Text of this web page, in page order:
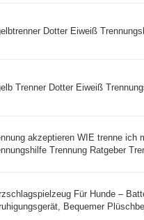
Dotter Eiweiß
Trenner Dotter Eiweiß
akzeptieren WIE trenne ich
Trennung Ratgeber
Für Hunde –
Bequemer